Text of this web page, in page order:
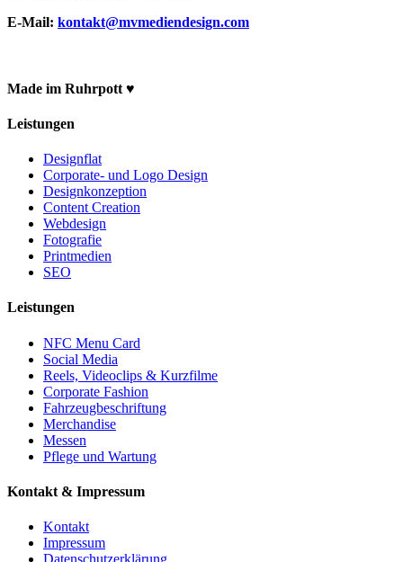
E-Mail: kontakt@mvmediendesign.com
Made im Ruhrpott ♥
Leistungen
Designflat
Corporate- und Logo Design
Designkonzeption
Content Creation
Webdesign
Fotografie
Printmedien
SEO
Leistungen
NFC Menu Card
Social Media
Reels, Videoclips & Kurzfilme
Corporate Fashion
Fahrzeugbeschriftung
Merchandise
Messen
Pflege und Wartung
Kontakt & Impressum
Kontakt
Impressum